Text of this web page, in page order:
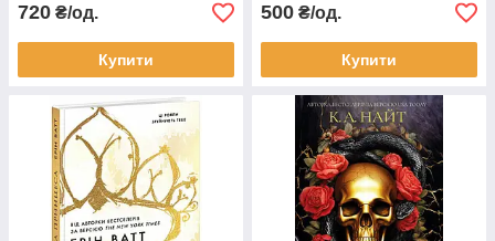
720 ₴/од.
Купити
500 ₴/од.
Купити